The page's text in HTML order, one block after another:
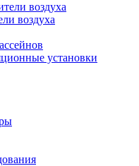
воздуха
воздуха
установки